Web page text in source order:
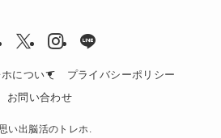
ホについて
プライバシーポリシー
お問い合わせ
思い出脳活のトレホ.